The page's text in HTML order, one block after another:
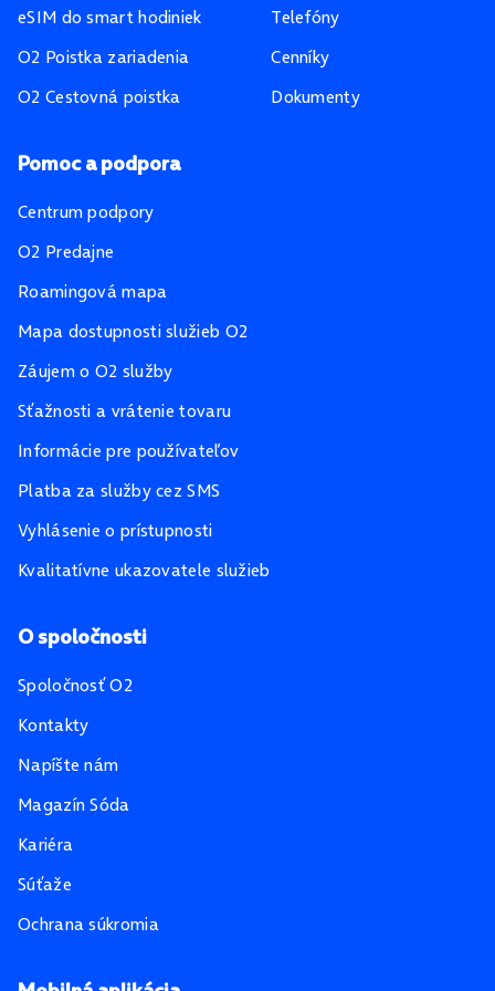
eSIM do smart hodiniek
O2 Poistka zariadenia
O2 Cestovná poistka
Telefóny
Cenníky
Dokumenty
Pomoc a podpora
Centrum podpory
O2 Predajne
Roamingová mapa
Mapa dostupnosti služieb O2
Záujem o O2 služby
Sťažnosti a vrátenie tovaru
Informácie pre používateľov
Platba za služby cez SMS
Vyhlásenie o prístupnosti
Kvalitatívne ukazovatele služieb
O spoločnosti
Spoločnosť O2
Kontakty
Napíšte nám
Magazín Sóda
Kariéra
Súťaže
Ochrana súkromia